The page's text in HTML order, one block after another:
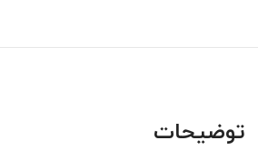
توضیحات